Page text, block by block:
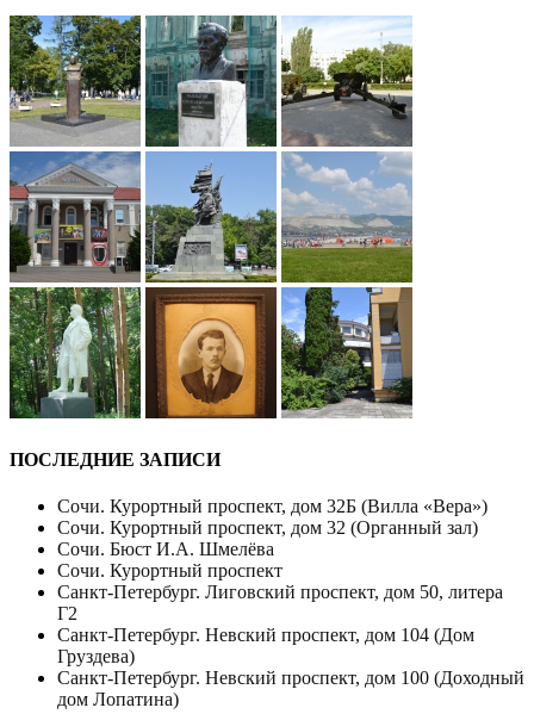
ПОСЛЕДНИЕ ЗАПИСИ
Сочи. Курортный проспект, дом 32Б (Вилла «Вера»)
Сочи. Курортный проспект, дом 32 (Органный зал)
Сочи. Бюст И.А. Шмелёва
Сочи. Курортный проспект
Санкт-Петербург. Лиговский проспект, дом 50, литера
Г2
Санкт-Петербург. Невский проспект, дом 104 (Дом
Груздева)
Санкт-Петербург. Невский проспект, дом 100 (Доходный
дом Лопатина)